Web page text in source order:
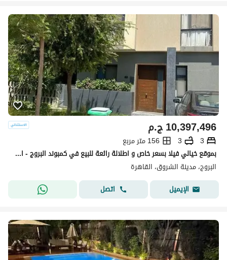
ج.م10,397,496
3
3
156 متر مربع
بموقع خيالي فيلا بسعر خاص و اطلالة رائعة للبيع في كمبوند البروج - الشروق
البروج، مدينة الشروق، القاهرة
الإيميل
اتصل